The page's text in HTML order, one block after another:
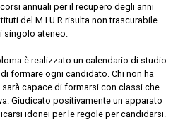
annuali per il recupero degli anni
del M.I.U.R risulta non trascurabile.
ateneo.
è realizzato un calendario di studio
formare ogni candidato. Chi non ha
sarà capace di formarsi con classi che
Giudicato positivamente un apparato
idonei per le regole per candidarsi.